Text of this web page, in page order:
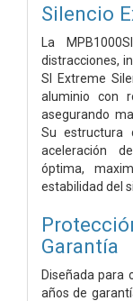
Silencio
La
distracciones,
SI Extreme
aluminio con
asegurando
Su estructura
aceleración
óptima,
estabilidad del
Garantía
Diseñada para
años de